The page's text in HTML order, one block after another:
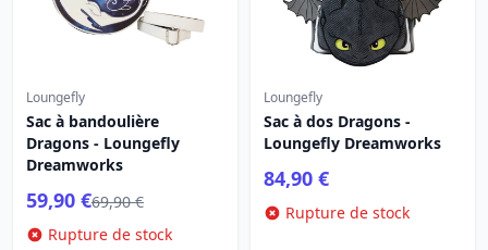
Loungefly
Sac à bandoulière
Dragons - Loungefly
Dreamworks
59,90 €69,90 €
Rupture de stock
Loungefly
Sac à dos Dragons -
Loungefly Dreamworks
84,90 €
Rupture de stock